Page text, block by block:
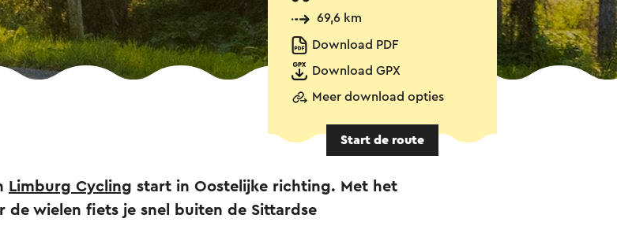
69,6 km
Download PDF
Download GPX
Meer download opties
Start de route
Limburg Cycling start in Oostelijke richting. Met het
de wielen fiets je snel buiten de Sittardse